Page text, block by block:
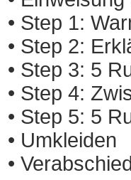
• Step 1:
• Step 2:
• Step 3: 5
• Step 4:
• Step 5: 5
• Umkleiden
•